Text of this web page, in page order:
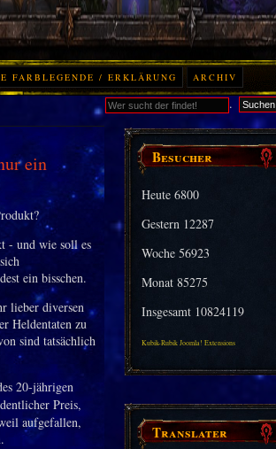
FARBLEGENDE / ERKLÄRUNG ARCHIV
. Suchen
Besucher
Heute6800
Gestern 12287
Woche56923
Monat85275
Insgesamt 10824119
Kubik-Rubik Joomla! Extensions
Translater
ein
- und wie soll es
ein bisschen.
lieber diversen
Heldentaten zu
sind tatsächlich
20-jährigen
Preis,
aufgefallen,